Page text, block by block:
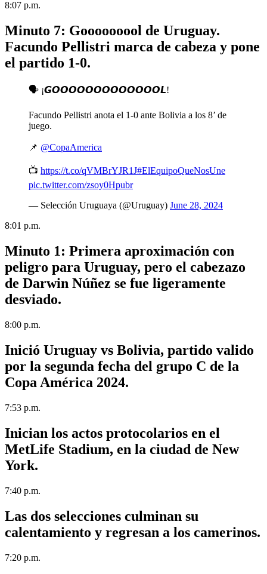
8:07 p.m.
Minuto 7: Gooooooool de Uruguay.
Facundo Pellistri marca de cabeza y pone
el partido 1-0.
🗣️ ¡𝙂𝙊𝙊𝙊𝙊𝙊𝙊𝙊𝙊𝙊𝙊𝙊𝙊𝙊𝙇!
Facundo Pellistri anota el 1-0 ante Bolivia a los 8’ de
juego.
📌 @CopaAmerica
📺 https://t.co/qVMBrYJR1J#ElEquipoQueNosUne
pic.twitter.com/zsoy0Hpubr
— Selección Uruguaya (@Uruguay) June 28, 2024
8:01 p.m.
Minuto 1: Primera aproximación con
peligro para Uruguay, pero el cabezazo
de Darwin Núñez se fue ligeramente
desviado.
8:00 p.m.
Inició Uruguay vs Bolivia, partido valido
por la segunda fecha del grupo C de la
Copa América 2024.
7:53 p.m.
Inician los actos protocolarios en el
MetLife Stadium, en la ciudad de New
York.
7:40 p.m.
Las dos selecciones culminan su
calentamiento y regresan a los camerinos.
7:20 p.m.